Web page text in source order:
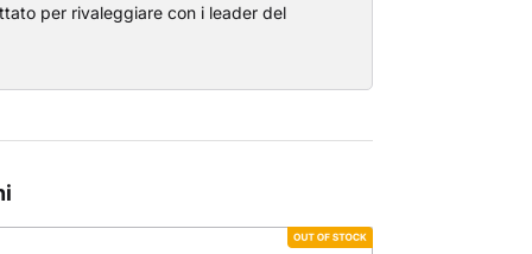
per rivaleggiare con i leader del